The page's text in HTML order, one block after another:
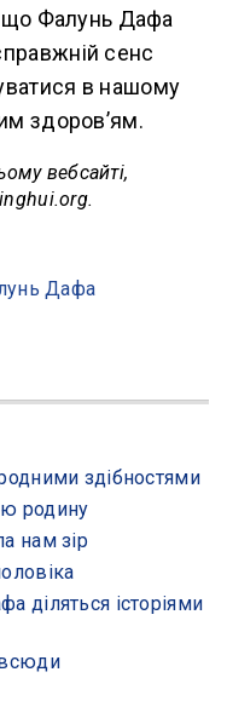
що Фалунь Дафа
сенс
в нашому
здоров’ям.
вебсайті,
Дафа
здібностями
родину
нам зір
діляться історіями